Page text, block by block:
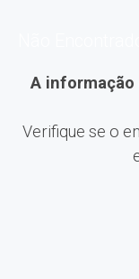
A informação
Verifique se o